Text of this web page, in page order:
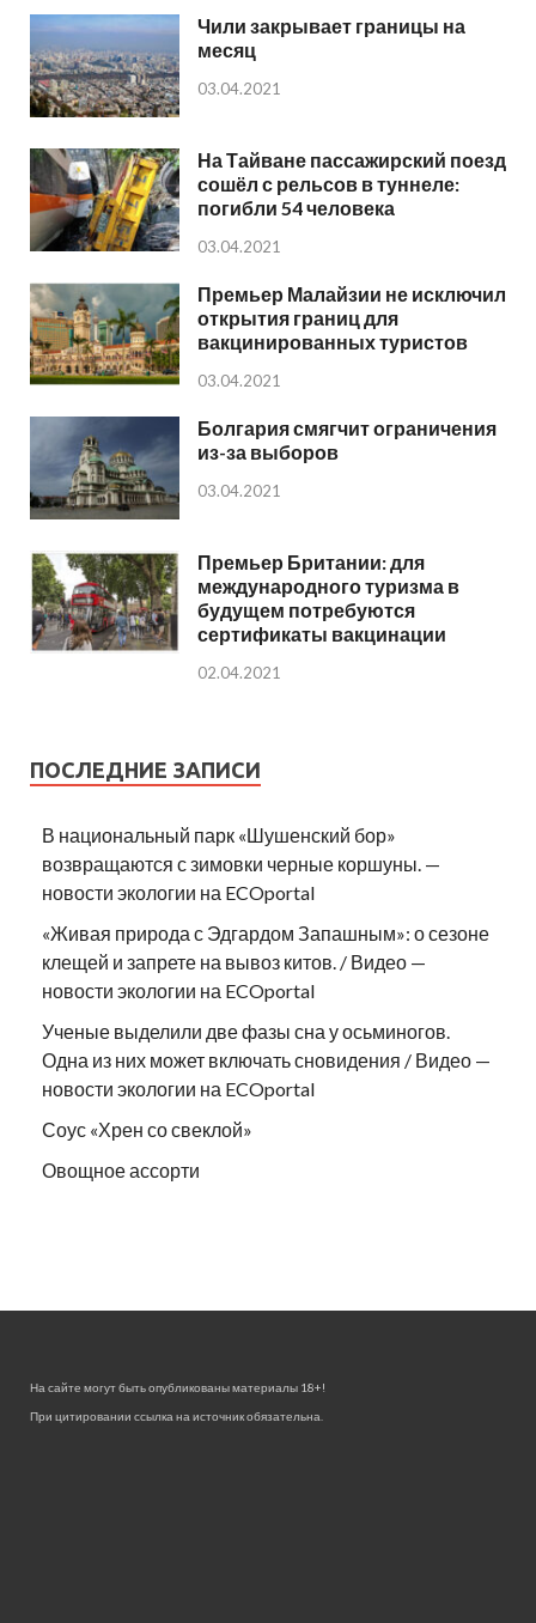
Чили закрывает границы на
месяц
03.04.2021
На Тайване пассажирский поезд
сошёл с рельсов в туннеле:
погибли 54 человека
03.04.2021
Премьер Малайзии не исключил
открытия границ для
вакцинированных туристов
03.04.2021
Болгария смягчит ограничения
из-за выборов
03.04.2021
Премьер Британии: для
международного туризма в
будущем потребуются
сертификаты вакцинации
02.04.2021
ПОСЛЕДНИЕ ЗАПИСИ
В национальный парк «Шушенский бор»
возвращаются с зимовки черные коршуны. —
новости экологии на ECOportal
«Живая природа с Эдгардом Запашным»: о сезоне
клещей и запрете на вывоз китов. / Видео —
новости экологии на ECOportal
Ученые выделили две фазы сна у осьминогов.
Одна из них может включать сновидения / Видео —
новости экологии на ECOportal
Соус «Хрен со свеклой»
Овощное ассорти
На сайте могут быть опубликованы материалы 18+!
При цитировании ссылка на источник обязательна.